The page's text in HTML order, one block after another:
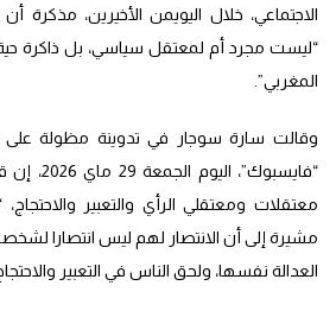
الاجتماعي، خلال اليويمن الأخيرين، مذكرة
“ليست مجرد أم لمعتقل سياسي، بل ذاكرة
المغربي”.
وقالت سارة سوجار في تدوينة مظولة
معتقلات ومعتقلي الرأي والتعبير
مشيرة إلى أن الانتصار لهم ليس انتصارا
العدالة نفسها، ولحق الناس في التعبير